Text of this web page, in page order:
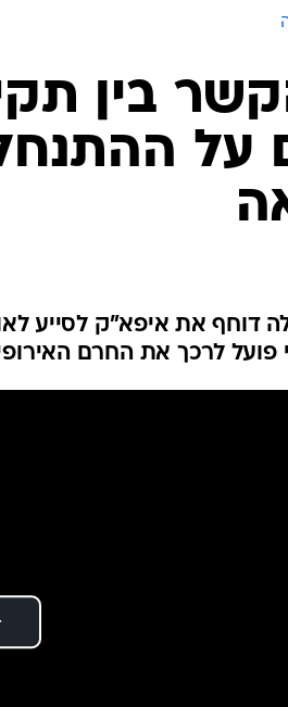
בין
על
דוחף את איפא"ק לסייע
פועל לרכך את החרם